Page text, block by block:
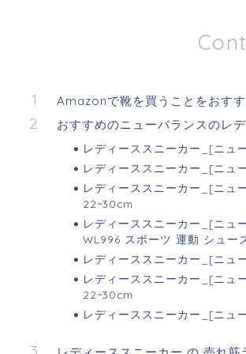
Amazonで靴を買うことをおす
おすすめのニューバランスのレ
レディーススニーカー_[ニュ
レディーススニーカー_[ニュ
レディーススニーカー_[ニュ
22~30cm
レディーススニーカー_[ニュ
WL996 スポーツ 運動 シュー
レディーススニーカー_[ニュ
レディーススニーカー_[ニュ
22~30cm
レディーススニーカー_[ニュ